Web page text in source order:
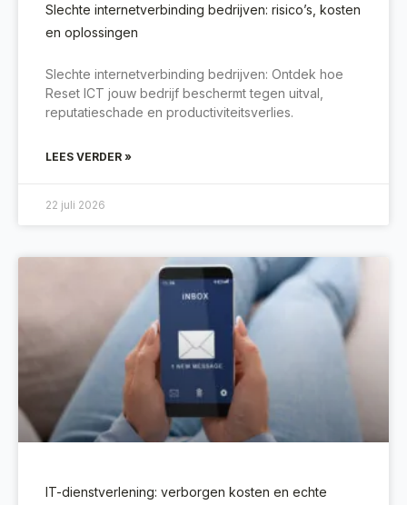
Slechte internetverbinding bedrijven: risico’s, kosten
en oplossingen
Slechte internetverbinding bedrijven: Ontdek hoe
Reset ICT jouw bedrijf beschermt tegen uitval,
reputatieschade en productiviteitsverlies.
LEES VERDER »
22 juli 2026
IT-dienstverlening: verborgen kosten en echte